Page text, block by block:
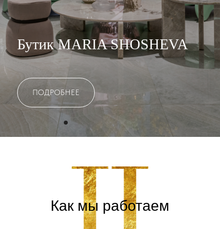
Бутик MARIA SHOSHEVA
ПОДРОБНЕЕ
Как мы работаем